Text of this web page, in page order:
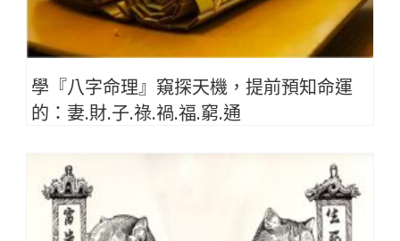
學『八字命理』窺探天機，提前預知命運
的：妻.財.子.祿.禍.福.窮.通